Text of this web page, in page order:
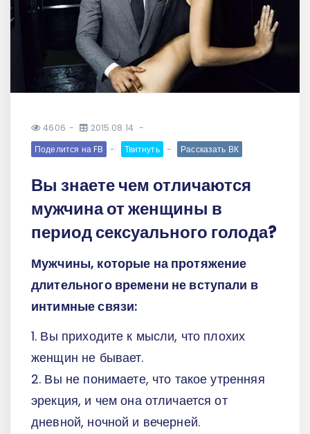
4606
2015.08.14
Поделится на FB
Твитнуть Рассказать ВК
Вы знаете чем отличаются
мужчина от женщины в
период сексуального голода?
Мужчины, которые на протяжение
длительного времени не вступали в
интимные связи:
1. Вы приходите к мысли, что плохих
женщин не бывает.
2. Вы не понимаете, что такое утренняя
эрекция, и чем она отличается от
дневной, ночной и вечерней.